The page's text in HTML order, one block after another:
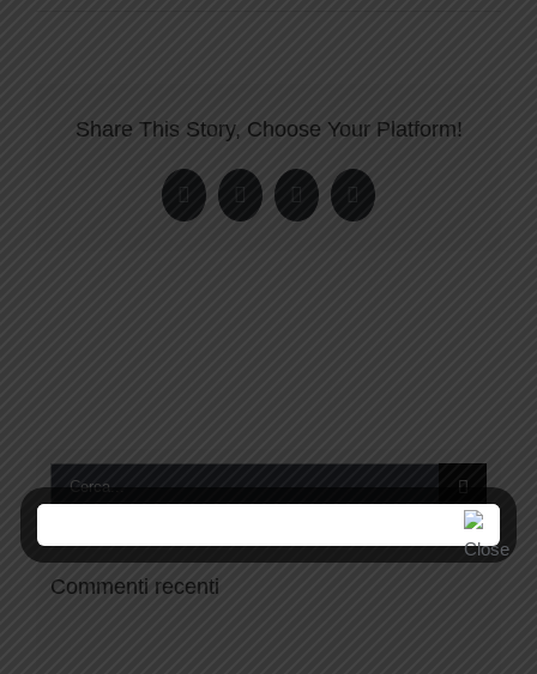
Share This Story, Choose Your Platform!
FacebookTwitter LinkedInPinterest
Cerca
Commenti recenti